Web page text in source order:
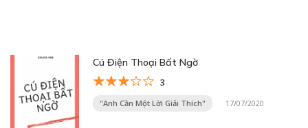
Cú Điện Thoại Bất Ngờ
3
"Anh Cần Một Lời Giải Thích" 17/07/2020